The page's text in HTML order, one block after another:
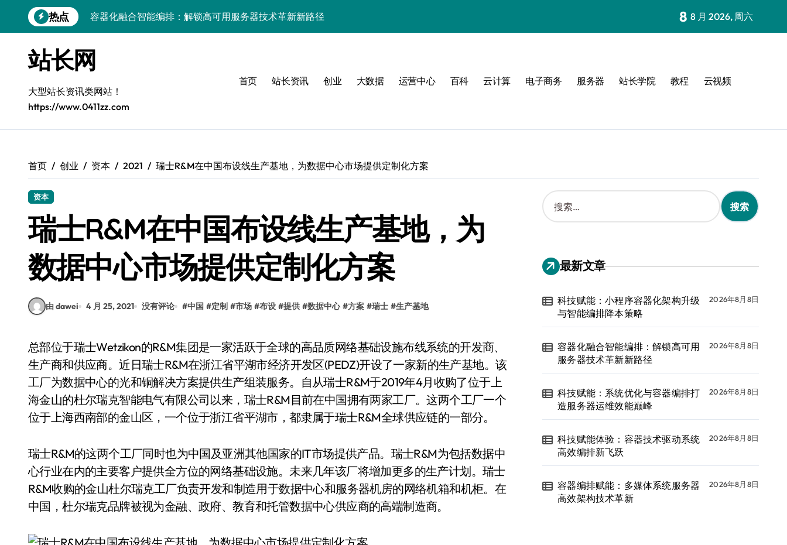
到
热点
容器化融合智能编排：解锁高可用服务器技术革新新路径
科技赋能体验：容器技术驱动系统高效编排新飞跃
容器编排赋能：多媒体系统服务器高效架构技术革新
客户端视角：系统容器化部署与智能编排的技术跃迁实践
边缘场景下容器编排策略优化：服务器集群的智能分类部署实践
容器化新策略：科技赋能，精简高效服务器部署与智能编排
科技赋能：小程序容器化架构升级与智能编排降本策略
8 8 月 2026, 周六
站长网
大型站长资讯类网站！
https://www.0411zz.com
首页 站长资讯 创业 大数据 运营中心 百科 云计算 电子商务 服务器 站长学院 教程 云视频
首页 创业 资本 2021 瑞士R&M在中国布设线生产基地，为数据中心市场提供定制化方案
资本
瑞士R&M在中国布设线生产基地，为
数据中心市场提供定制化方案
由 dawei 4 月 25, 2021 没有评论 #中国 #定制 #市场 #布设 #提供 #数据中心 #方案 #瑞士 #生产基地
总部位于瑞士Wetzikon的R&M集团是一家活跃于全球的高品质网络基础设施布线系统的开发商、
生产商和供应商。近日瑞士R&M在浙江省平湖市经济开发区(PEDZ)开设了一家新的生产基地。该
工厂为数据中心的光和铜解决方案提供生产组装服务。自从瑞士R&M于2019年4月收购了位于上
海金山的杜尔瑞克智能电气有限公司以来，瑞士R&M目前在中国拥有两家工厂。这两个工厂一个
位于上海西南部的金山区，一个位于浙江省平湖市，都隶属于瑞士R&M全球供应链的一部分。
瑞士R&M的这两个工厂同时也为中国及亚洲其他国家的IT市场提供产品。瑞士R&M为包括数据中
心行业在内的主要客户提供全方位的网络基础设施。未来几年该厂将增加更多的生产计划。瑞士
R&M收购的金山杜尔瑞克工厂负责开发和制造用于数据中心和服务器机房的网络机箱和机柜。在
中国，杜尔瑞克品牌被视为金融、政府、教育和托管数据中心供应商的高端制造商。
搜
索
：
最新文章
科技赋能：小程序容器化架构升级
与智能编排降本策略
2026年8月8日
容器化融合智能编排：解锁高可用
服务器技术革新新路径
2026年8月8日
科技赋能：系统优化与容器编排打
造服务器运维效能巅峰
2026年8月8日
科技赋能体验：容器技术驱动系统
高效编排新飞跃
2026年8月8日
容器编排赋能：多媒体系统服务器
高效架构技术革新
2026年8月8日